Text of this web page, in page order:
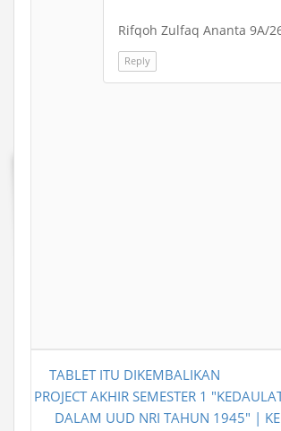
Rifqoh Zulfaq Ananta 9A/
Reply
TABLET ITU DIKEMBALIKAN
PROJECT AKHIR SEMESTER 1
DALAM UUD NRI TAHUN 1945" |